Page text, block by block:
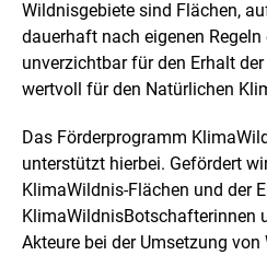
B
i
d
i
e
i
n
e
r
v
Wildnisgebiete sind Flächen,
dauerhaft nach eigenen
unverzichtbar für den Erhalt
wertvoll für den Natürlichen
Das Förderprogramm
unterstützt hierbei. Gefördert
KlimaWildnis-Flächen und der
KlimaWildnisBotschafterinnen
Akteure bei der Umsetzung